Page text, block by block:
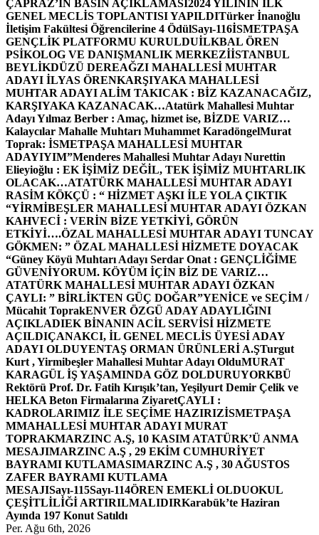
ÇAPRAZ’IN BASIN AÇIKLAMASI2024 YILININ İLK
GENEL MECLİS TOPLANTISI YAPILDITürker İnanoğlu
İletişim Fakültesi Öğrencilerine 4 ÖdülSayı-116İSMETPAŞA
GENÇLİK PLATFORMU KURULDUİLKBAL ÖREN
PSİKOLOG VE DANIŞMANLIK MERKEZİİSTANBUL
BEYLİKDÜZÜ DEREAĞZI MAHALLESİ MUHTAR
ADAYI İLYAS ÖRENKARŞIYAKA MAHALLESİ
MUHTAR ADAYI ALİM TAKICAK : BİZ KAZANACAĞIZ,
KARŞIYAKA KAZANACAK…Atatürk Mahallesi Muhtar
Adayı Yılmaz Berber : Amaç, hizmet ise, BİZDE VARIZ…
Kalaycılar Mahalle Muhtarı Muhammet KaradöngelMurat
Toprak: İSMETPAŞA MAHALLESİ MUHTAR
ADAYIYIM”Menderes Mahallesi Muhtar Adayı Nurettin
Elieyioğlu : EK İŞİMİZ DEĞİL, TEK İŞİMİZ MUHTARLIK
OLACAK…ATATÜRK MAHALLESİ MUHTAR ADAYI
RASİM KÖKÇÜ : “ HİZMET AŞKI İLE YOLA ÇIKTIK
“YİRMİBEŞLER MAHALLESİ MUHTAR ADAYI ÖZKAN
KAHVECİ : VERİN BİZE YETKİYİ, GÖRÜN
ETKİYİ….ÖZAL MAHALLESİ MUHTAR ADAYI TUNCAY
GÖKMEN: ” ÖZAL MAHALLESİ HİZMETE DOYACAK
“Güney Köyü Muhtarı Adayı Serdar Onat : GENÇLİĞİME
GÜVENİYORUM. KÖYÜM İÇİN BİZ DE VARIZ…
ATATÜRK MAHALLESİ MUHTAR ADAYI ÖZKAN
ÇAYLI: ” BİRLİKTEN GÜÇ DOĞAR”YENİCE ve SEÇİM /
Mücahit ToprakENVER ÖZGÜ ADAY ADAYLIĞINI
AÇIKLADIEK BİNANIN ACİL SERVİSİ HİZMETE
AÇILDIÇANAKCI, İL GENEL MECLİS ÜYESİ ADAY
ADAYI OLDUYENTAŞ ORMAN ÜRÜNLERİ A.ŞTurgut
Kurt , Yirmibeşler Mahallesi Muhtar Adayı OlduMURAT
KARAGÜL İŞ YAŞAMINDA GÖZ DOLDURUYORKBÜ
Rektörü Prof. Dr. Fatih Kırışık’tan, Yeşilyurt Demir Çelik ve
HELKA Beton Firmalarına ZiyaretÇAYLI :
KADROLARIMIZ İLE SEÇİME HAZIRIZİSMETPAŞA
MMAHALLESİ MUHTAR ADAYI MURAT
TOPRAKMARZINC A.Ş, 10 KASIM ATATÜRK’Ü ANMA
MESAJIMARZINC A.Ş , 29 EKİM CUMHURİYET
BAYRAMI KUTLAMASIMARZINC A.Ş , 30 AĞUSTOS
ZAFER BAYRAMI KUTLAMA
MESAJISayı-115Sayı-114ÖREN EMEKLİ OLDUOKUL
ÇEŞİTLİLİĞİ ARTIRILMALIDIRKarabük’te Haziran
Ayında 197 Konut Satıldı
Per. Ağu 6th, 2026